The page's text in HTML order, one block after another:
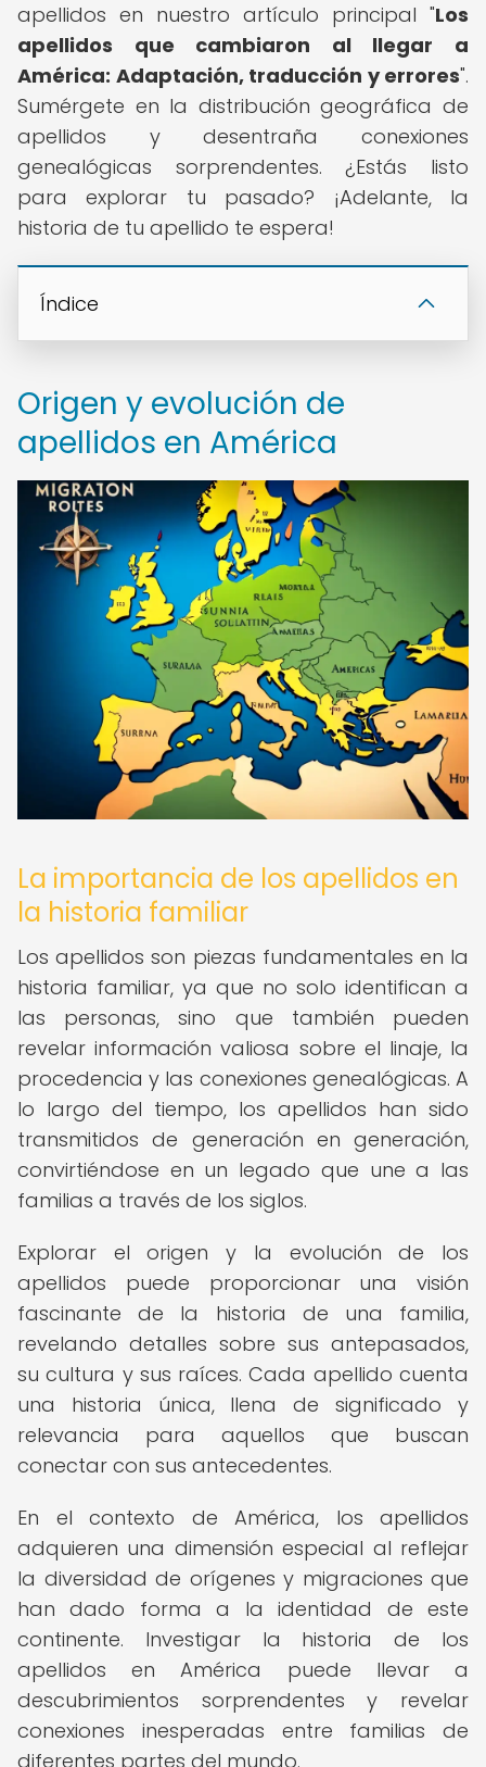
apellidos en nuestro artículo principal "Los
apellidos que cambiaron al llegar a
América: Adaptación, traducción y errores".
Sumérgete en la distribución geográfica de
apellidos y desentraña conexiones
genealógicas sorprendentes. ¿Estás listo
para explorar tu pasado? ¡Adelante, la
historia de tu apellido te espera!
Índice
Origen y evolución de
apellidos en América
La importancia de los apellidos en
la historia familiar
Los apellidos son piezas fundamentales en la
historia familiar, ya que no solo identifican a
las personas, sino que también pueden
revelar información valiosa sobre el linaje, la
procedencia y las conexiones genealógicas. A
lo largo del tiempo, los apellidos han sido
transmitidos de generación en generación,
convirtiéndose en un legado que une a las
familias a través de los siglos.
Explorar el origen y la evolución de los
apellidos puede proporcionar una visión
fascinante de la historia de una familia,
revelando detalles sobre sus antepasados,
su cultura y sus raíces. Cada apellido cuenta
una historia única, llena de significado y
relevancia para aquellos que buscan
conectar con sus antecedentes.
En el contexto de América, los apellidos
adquieren una dimensión especial al reflejar
la diversidad de orígenes y migraciones que
han dado forma a la identidad de este
continente. Investigar la historia de los
apellidos en América puede llevar a
descubrimientos sorprendentes y revelar
conexiones inesperadas entre familias de
diferentes partes del mundo.